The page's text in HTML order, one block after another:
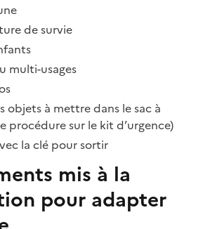
de survie
multi-usages
objets à mettre dans le sac à
procédure sur le kit d’urgence)
la clé pour sortir
mis à la
pour adapter